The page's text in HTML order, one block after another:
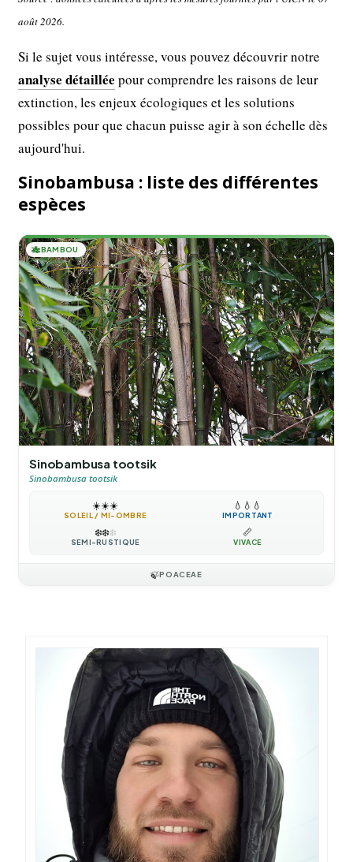
août 2026.
Si le sujet vous intéresse, vous pouvez découvrir notre
analyse détaillée pour comprendre les raisons de leur
extinction, les enjeux écologiques et les solutions
possibles pour que chacun puisse agir à son échelle dès
aujourd'hui.
Sinobambusa : liste des différentes
espèces
🎋BAMBOU
Sinobambusa tootsik
Sinobambusa tootsik
☀️☀️☀️
SOLEIL / MI-OMBRE
💧 💧 💧
IMPORTANT
❄️❄️❄️
SEMI-RUSTIQUE
📏
VIVACE
🍃POACEAE